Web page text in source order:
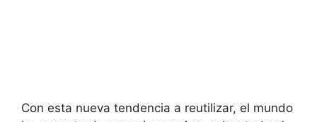
Con esta nueva tendencia a reutilizar, el mundo